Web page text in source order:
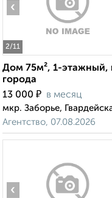
2/11
‹
Дом 75м², 1-этажный,
города
13 000 ₽ в месяц
мкр. Заборье,
Агентство, 07.08.2026
‹